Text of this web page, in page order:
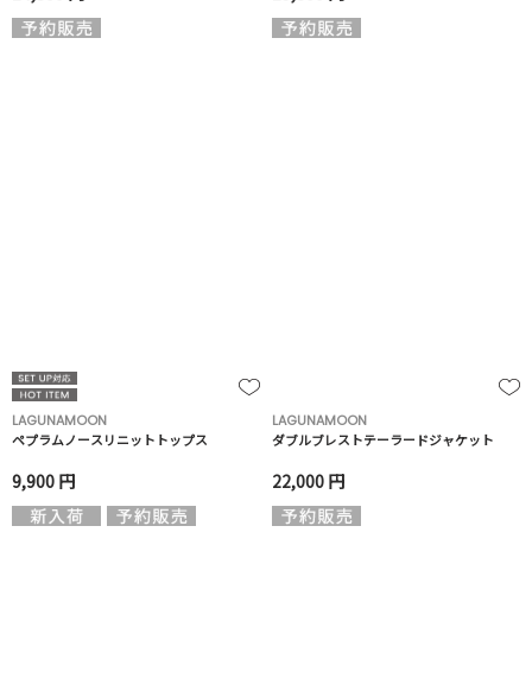
LAGUNAMOON
ペプラムノースリニットトップス
9,900 円
LAGUNAMOON
ダブルブレストテーラードジャケット
22,000 円